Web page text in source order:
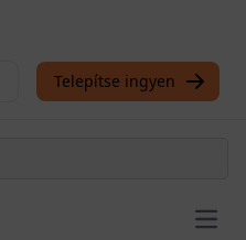
Telepítse ingyen